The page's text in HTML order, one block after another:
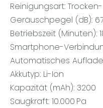
Reinigungsart:
Geräuschpegel (dB):
Betriebszeit (Minuten):
Smartphone-
Automatisches
Akkutyp: Li-Ion
Kapazität (mAh): 3200
Saugkraft: 10.000 Pa